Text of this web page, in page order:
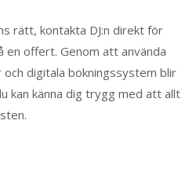
rätt, kontakta DJ:n direkt för
en offert. Genom att använda
digitala bokningssystem blir
kan känna dig trygg med att allt